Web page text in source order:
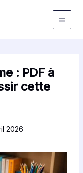
: PDF à
cette
2026